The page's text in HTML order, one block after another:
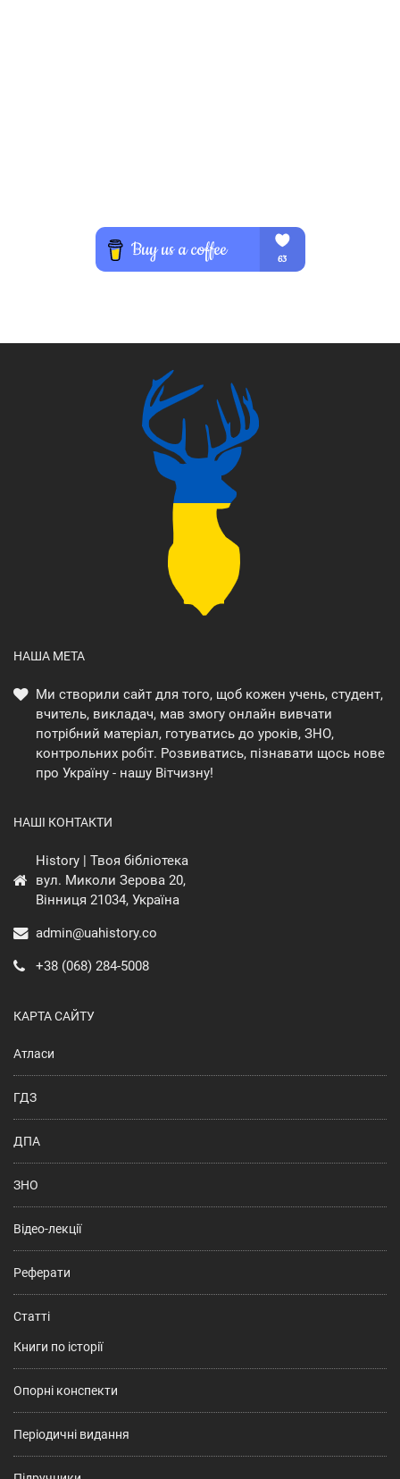
НАША МЕТА
Ми створили сайт для того, щоб кожен учень, студент,
вчитель, викладач, мав змогу онлайн вивчати
потрібний матеріал, готуватись до уроків, ЗНО,
контрольних робіт. Розвиватись, пізнавати щось нове
про Україну - нашу Вітчизну!
НАШІ КОНТАКТИ
History | Твоя бібліотека
вул. Миколи Зерова 20,
Вінниця 21034, Україна
admin@uahistory.co
+38 (068) 284-5008
КАРТА САЙТУ
Атласи
ГДЗ
ДПА
ЗНО
Відео-лекції
Реферати
Статті
Книги по історії
Опорні конспекти
Періодичні видання